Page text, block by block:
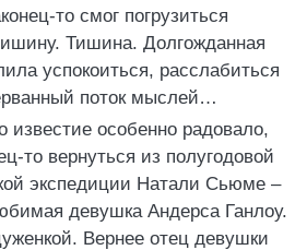
то смог погрузиться
Тишина. Долгожданная
успокоиться, расслабиться
поток мыслей…
известие особенно радовало,
то вернуться из полугодовой
экспедиции Натали Сьюме –
девушка Андерса Ганлоу.
Вернее отец девушки